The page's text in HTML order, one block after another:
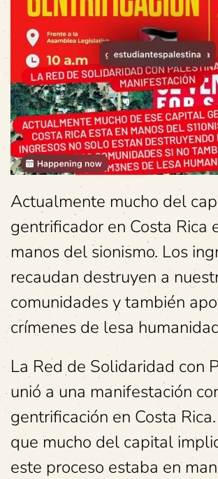
Actualmente mucho del
gentrificador en Costa Rica
manos del sionismo. Los
recaudan destruyen a
comunidades y también
crímenes de lesa
La Red de Solidaridad con
unió a una manifestación
gentrificación en Costa
que mucho del capital
este proceso estaba en